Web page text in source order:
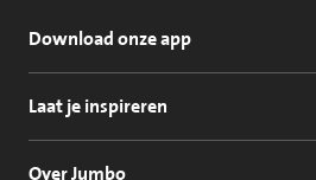
Download onze app
Laat je inspireren
Over Jumbo